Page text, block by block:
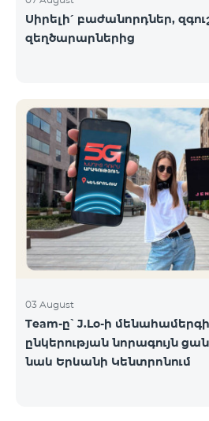
Սիրելի՛ բաժանորդներ,
զեղծարարներից
03 August
Team-ը՝ J.Lo-ի
ընկերության նորագույն
նաև Երևանի Կենտրոնում